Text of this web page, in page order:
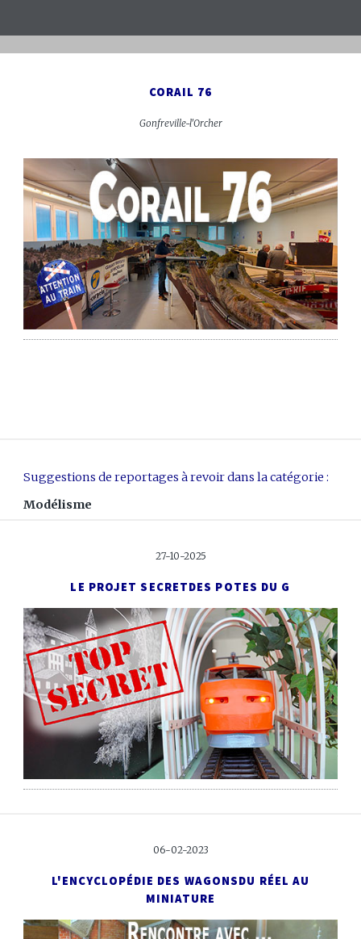
CORAIL 76
Gonfreville-l'Orcher
Suggestions de reportages à revoir dans la catégorie :
Modélisme
27-10-2025
LE PROJET SECRETDES POTES DU G
06-02-2023
L'ENCYCLOPÉDIE DES WAGONSDU RÉEL AU
MINIATURE